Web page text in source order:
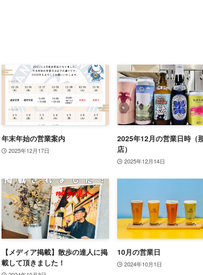
年末年始の営業案内
2025年12月17日
2025年12月の営業日時（
店）
2025年12月14日
【メディア掲載】散歩の達人に掲
載して頂きました！
10月の営業日
2024年10月1日